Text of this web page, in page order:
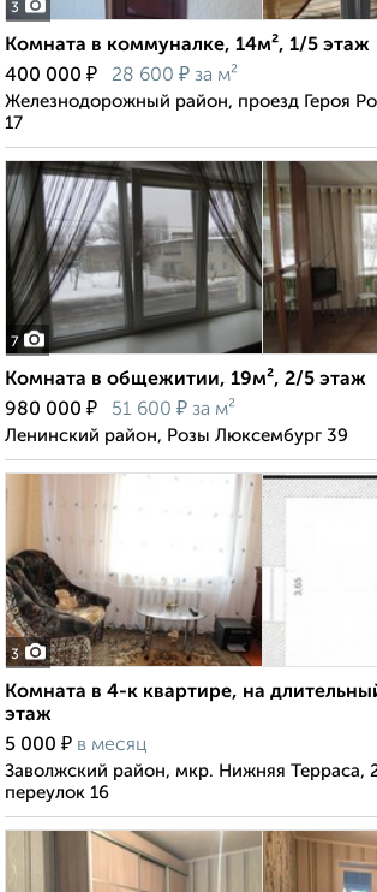
3
Комната в коммуналке, 14м², 1/5 этаж
400 000 ₽ 28 600 ₽ за м²
Железнодорожный район, проезд Героя
17
7
Комната в общежитии, 19м², 2/5 этаж
980 000 ₽ 51 600 ₽ за м²
Ленинский район, Розы Люксембург 39
3
Комната в 4-к квартире, на
этаж
5 000 ₽ в месяц
Заволжский район, мкр. Нижняя Терраса,
переулок 16